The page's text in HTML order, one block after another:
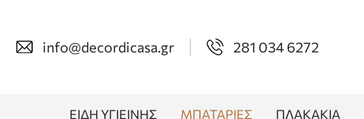
info@decordicasa.gr 281 034 6272
ΕΙΔΗ ΥΓΙΕΙΝΗΣ ΜΠΑΤΑΡΙΕΣ ΠΛΑΚΑΚΙΑ